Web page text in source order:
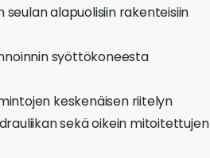
alapuolisiin rakenteisiin
syöttökoneesta
keskenäisen riitelyn
sekä oikein mitoitettujen